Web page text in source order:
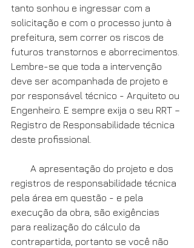
tanto sonhou e ingressar com a
solicitação e com o processo junto à
prefeitura, sem correr os riscos de
futuros transtornos e aborrecimentos.
Lembre-se que toda a intervenção
deve ser acompanhada de projeto e
por responsável técnico - Arquiteto ou
Engenheiro. E sempre exija o seu RRT –
Registro de Responsabilidade técnica
deste profissional.
registros de responsabilidade técnica
pela área em questão - e pela
execução da obra, são exigências
para realização do cálculo da
contrapartida, portanto se você não